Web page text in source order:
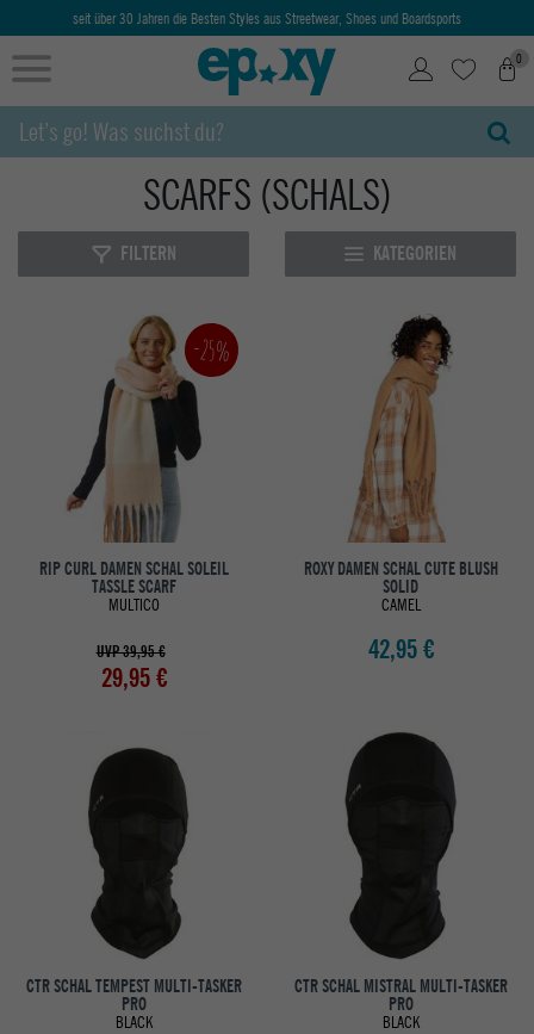
seit über 30 Jahren die Besten Styles aus Streetwear, Shoes und Boardsports
0
SCARFS (SCHALS)
FILTERN KATEGORIEN
-25%
RIP CURL DAMEN SCHAL SOLEIL
TASSLE SCARF
MULTICO
UVP 39,95 €
29,95 €
ROXY DAMEN SCHAL CUTE BLUSH
SOLID
CAMEL
42,95 €
CTR SCHAL TEMPEST MULTI-TASKER
PRO
BLACK
CTR SCHAL MISTRAL MULTI-TASKER
PRO
BLACK